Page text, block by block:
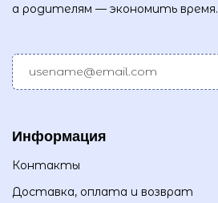
а родителям — экономить время.
Информация
Контакты
Доставка, оплата и возврат